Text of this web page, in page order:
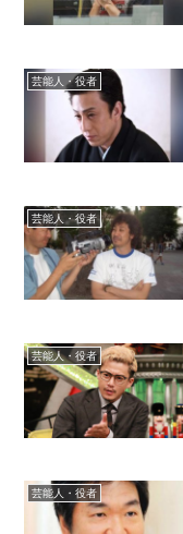
芸能人・役者
芸能人・役者
芸能人・役者
芸能人・役者